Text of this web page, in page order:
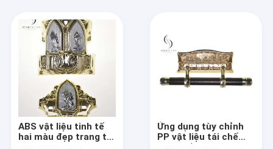
ABS vật liệu tinh tế
hai màu đẹp trang trí
Ứng dụng tùy chỉnh
PP vật liệu tái chế